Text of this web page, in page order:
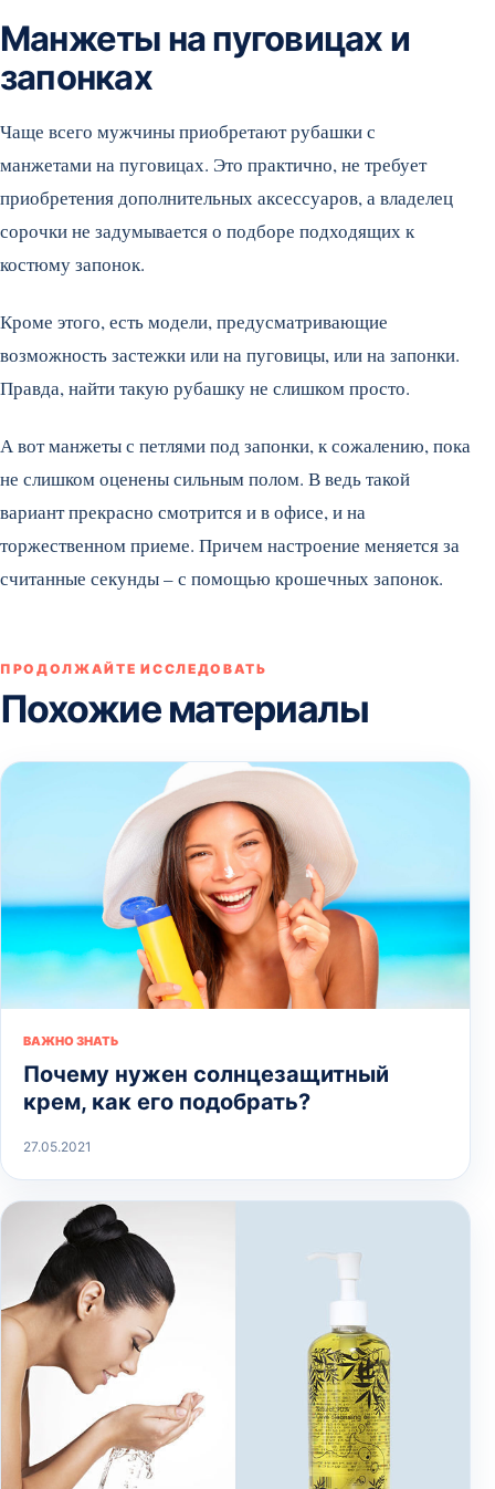
Манжеты на пуговицах и
запонках
Чаще всего мужчины приобретают рубашки с
манжетами на пуговицах. Это практично, не требует
приобретения дополнительных аксессуаров, а владелец
сорочки не задумывается о подборе подходящих к
костюму запонок.
Кроме этого, есть модели, предусматривающие
возможность застежки или на пуговицы, или на запонки.
Правда, найти такую рубашку не слишком просто.
А вот манжеты с петлями под запонки, к сожалению, пока
не слишком оценены сильным полом. В ведь такой
вариант прекрасно смотрится и в офисе, и на
торжественном приеме. Причем настроение меняется за
считанные секунды – с помощью крошечных запонок.
ПРОДОЛЖАЙТЕ ИССЛЕДОВАТЬ
Похожие материалы
ВАЖНО ЗНАТЬ
Почему нужен солнцезащитный
крем, как его подобрать?
27.05.2021